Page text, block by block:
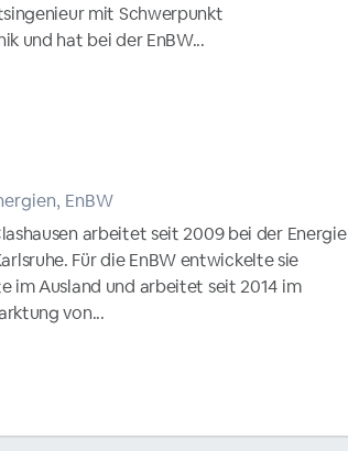
mit Schwerpunkt
und hat bei der EnBW...
EnBW
arbeitet seit 2009 bei der Energie
Für die EnBW entwickelte sie
im Ausland und arbeitet seit 2014 im
von...